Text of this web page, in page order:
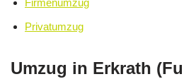
Firmenumzug
Privatumzug
Umzug in Erkrath